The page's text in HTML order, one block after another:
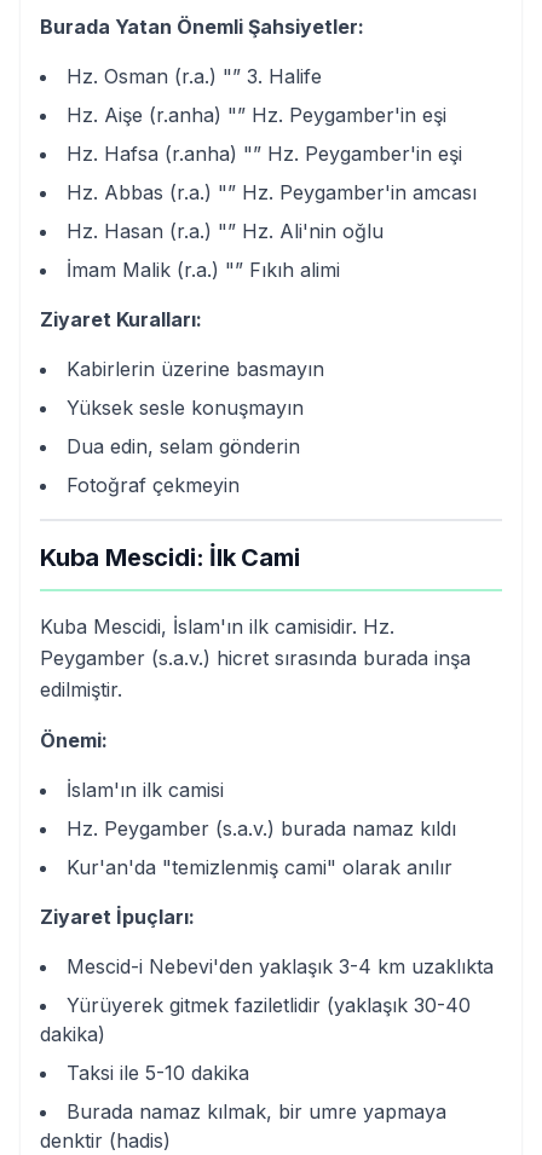
Burada Yatan Önemli Şahsiyetler:
Hz. Osman (r.a.) "” 3. Halife
Hz. Aişe (r.anha) "” Hz. Peygamber'in eşi
Hz. Hafsa (r.anha) "” Hz. Peygamber'in eşi
Hz. Abbas (r.a.) "” Hz. Peygamber'in amcası
Hz. Hasan (r.a.) "” Hz. Ali'nin oğlu
İmam Malik (r.a.) "” Fıkıh alimi
Ziyaret Kuralları:
Kabirlerin üzerine basmayın
Yüksek sesle konuşmayın
Dua edin, selam gönderin
Fotoğraf çekmeyin
Kuba Mescidi: İlk Cami
Kuba Mescidi, İslam'ın ilk camisidir. Hz.
Peygamber (s.a.v.) hicret sırasında burada inşa
edilmiştir.
Önemi:
İslam'ın ilk camisi
Hz. Peygamber (s.a.v.) burada namaz kıldı
Kur'an'da "temizlenmiş cami" olarak anılır
Ziyaret İpuçları:
Mescid-i Nebevi'den yaklaşık 3-4 km uzaklıkta
Yürüyerek gitmek faziletlidir (yaklaşık 30-40
dakika)
Taksi ile 5-10 dakika
Burada namaz kılmak, bir umre yapmaya
denktir (hadis)